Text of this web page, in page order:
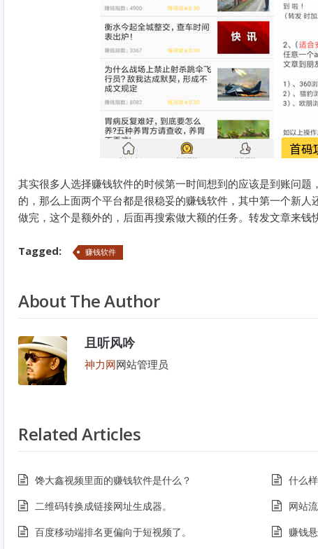
其实很多人选择赚钱软件的时候第一时间想到的应该是到账问
的，那么上面两个平台都是很稳妥的赚钱软件，其中第一个新
做完，这个是额外的，后面再搜索做大额的任务。转发文章来钱
Tagged: 赚钱软件
About The Author
且听风吟
神力网网站管理员
Related Articles
馋大鑫视频里面的赚钱软件是什么？
什么
二维码转换成链接网址生成器。
网站
百度移动端排名更偏向于短视频了。
赚钱